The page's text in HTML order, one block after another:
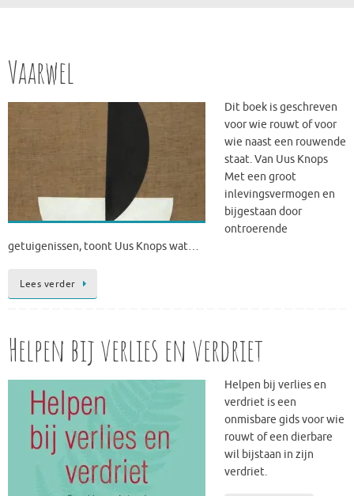
Vaarwel
Dit boek is geschreven
voor wie rouwt of voor
wie naast een rouwende
staat. Van Uus Knops
Met een groot
inlevingsvermogen en
bijgestaan door
ontroerende
getuigenissen, toont Uus Knops wat…
Lees verder
Helpen bij verlies en verdriet
Helpen bij verlies en
verdriet is een
onmisbare gids voor wie
rouwt of een dierbare
wil bijstaan in zijn
verdriet.